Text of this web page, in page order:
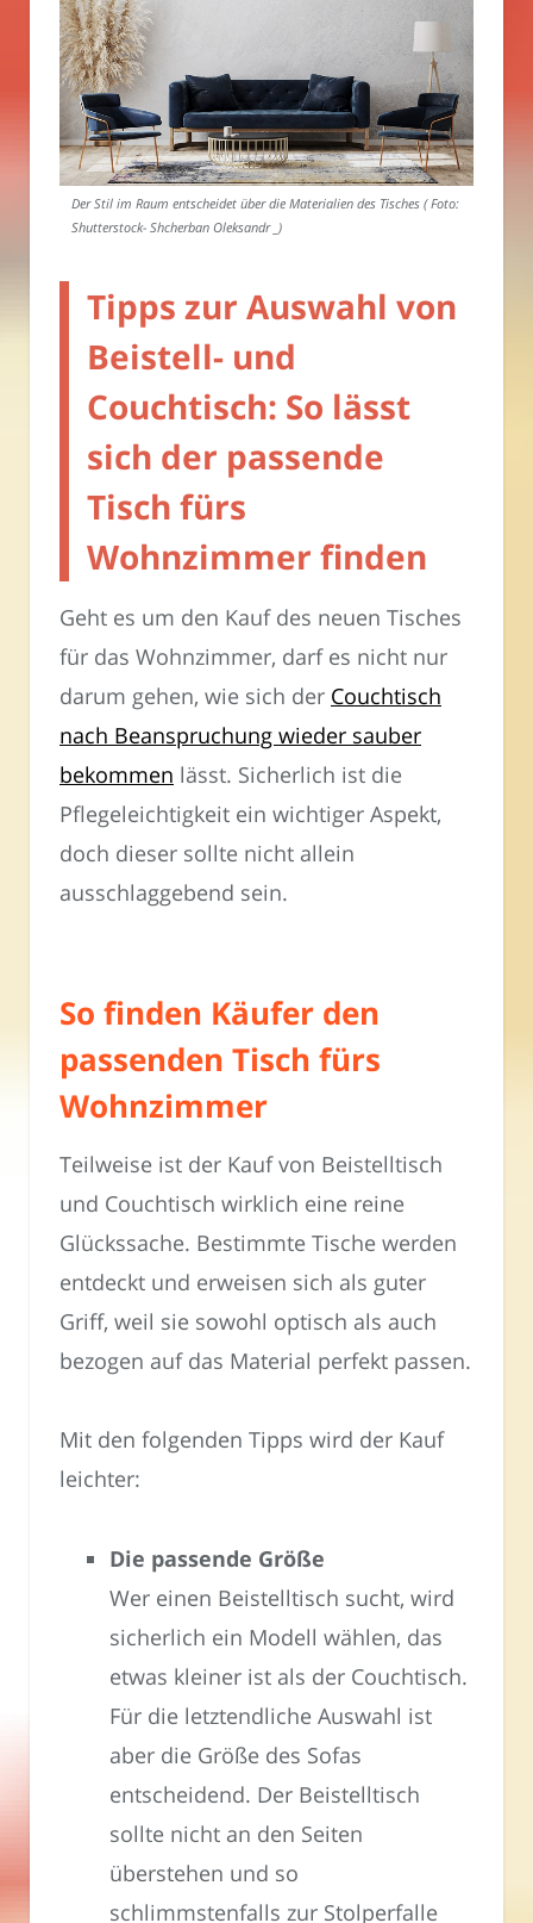
Der Stil im Raum entscheidet über die Materialien des Tisches ( Foto:
Shutterstock- Shcherban Oleksandr _)
Tipps zur Auswahl von
Beistell- und
Couchtisch: So lässt
sich der passende
Tisch fürs
Wohnzimmer finden
Geht es um den Kauf des neuen Tisches
für das Wohnzimmer, darf es nicht nur
darum gehen, wie sich der Couchtisch
nach Beanspruchung wieder sauber
bekommen lässt. Sicherlich ist die
Pflegeleichtigkeit ein wichtiger Aspekt,
doch dieser sollte nicht allein
ausschlaggebend sein.
So finden Käufer den
passenden Tisch fürs
Wohnzimmer
Teilweise ist der Kauf von Beistelltisch
und Couchtisch wirklich eine reine
Glückssache. Bestimmte Tische werden
entdeckt und erweisen sich als guter
Griff, weil sie sowohl optisch als auch
bezogen auf das Material perfekt passen.
Mit den folgenden Tipps wird der Kauf
leichter:
Die passende Größe
Wer einen Beistelltisch sucht, wird
sicherlich ein Modell wählen, das
etwas kleiner ist als der Couchtisch.
Für die letztendliche Auswahl ist
aber die Größe des Sofas
entscheidend. Der Beistelltisch
sollte nicht an den Seiten
überstehen und so
schlimmstenfalls zur Stolperfalle